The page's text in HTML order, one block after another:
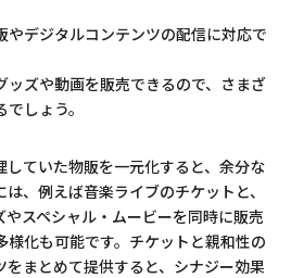
やデジタルコンテンツの配信に対応で
ッズや動画を販売できるので、さまざ
しょう。
していた物販を一元化すると、余分な
、例えば音楽ライブのチケットと、
スペシャル・ムービーを同時に販売
化も可能です。チケットと親和性の
をまとめて提供すると、シナジー効果